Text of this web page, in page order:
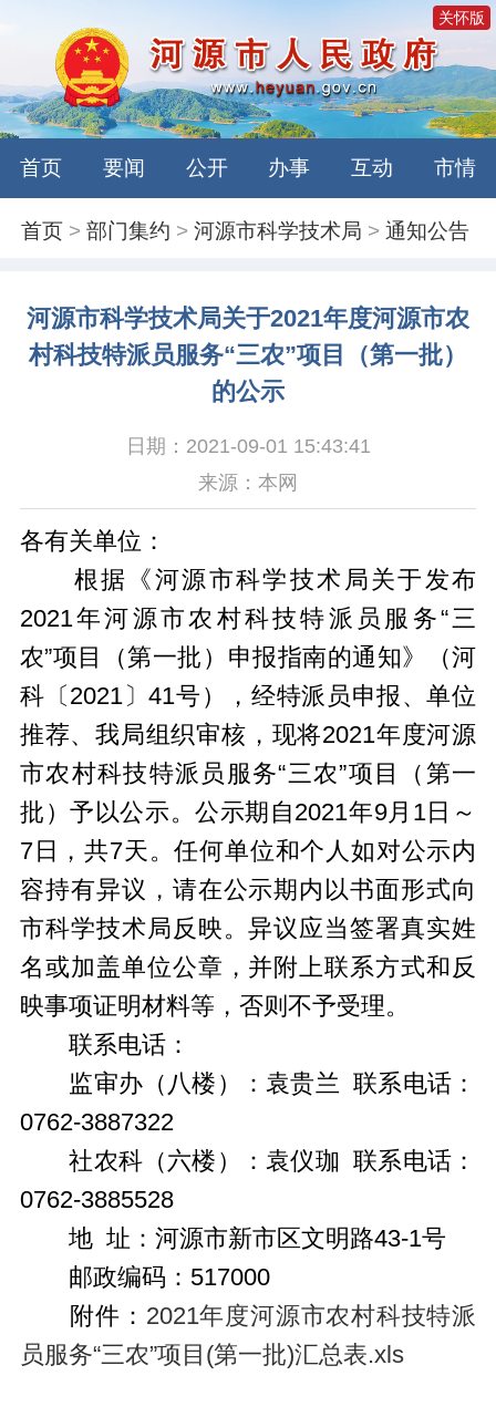
关怀版
首页 要闻 公开 办事 互动 市情
首页 >部门集约 >河源市科学技术局 >通知公告
河源市科学技术局关于2021年度河源市农
村科技特派员服务“三农”项目（第一批）
的公示
日期：2021-09-01 15:43:41
来源：本网
各有关单位：
根据《河源市科学技术局关于发布
2021年河源市农村科技特派员服务“三
农”项目（第一批）申报指南的通知》（河
科〔2021〕41号），经特派员申报、单位
推荐、我局组织审核，现将2021年度河源
市农村科技特派员服务“三农”项目（第一
批）予以公示。公示期自2021年9月1日～
7日，共7天。任何单位和个人如对公示内
容持有异议，请在公示期内以书面形式向
市科学技术局反映。异议应当签署真实姓
名或加盖单位公章，并附上联系方式和反
映事项证明材料等，否则不予受理。
联系电话：
监审办（八楼）：袁贵兰 联系电话：
0762-3887322
社农科（六楼）：袁仪珈 联系电话：
0762-3885528
地 址：河源市新市区文明路43-1号
邮政编码：517000
附件： 2021年度河源市农村科技特派
员服务“三农”项目(第一批)汇总表.xls